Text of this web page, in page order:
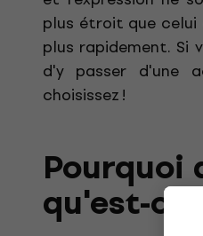
plus étroit que celui
plus rapidement. Si
d'y passer d'une
choisissez !
qu'est-ce